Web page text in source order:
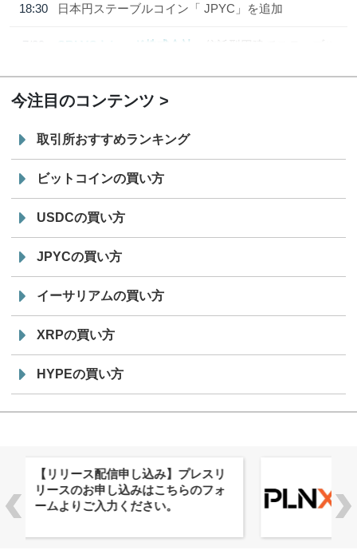
18:30
日本円ステーブルコイン「 JPYC」を追加
7/29
SBI VCトレード株式会社
信託型円建てステーブル
今注目のコンテンツ
取引所おすすめランキング
ビットコインの買い方
USDCの買い方
JPYCの買い方
イーサリアムの買い方
XRPの買い方
HYPEの買い方
株式会社PlnX、アジア最大級のグロ
ーバルWeb3カンファレンス
「WebX2026」とのコラボレーショ